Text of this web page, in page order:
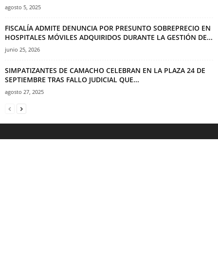
agosto 5, 2025
FISCALÍA ADMITE DENUNCIA POR PRESUNTO SOBREPRECIO EN
HOSPITALES MÓVILES ADQUIRIDOS DURANTE LA GESTIÓN DE...
junio 25, 2026
SIMPATIZANTES DE CAMACHO CELEBRAN EN LA PLAZA 24 DE
SEPTIEMBRE TRAS FALLO JUDICIAL QUE...
agosto 27, 2025